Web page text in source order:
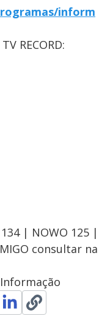
inform
RECORD:
| NOWO 125 |
consultar na